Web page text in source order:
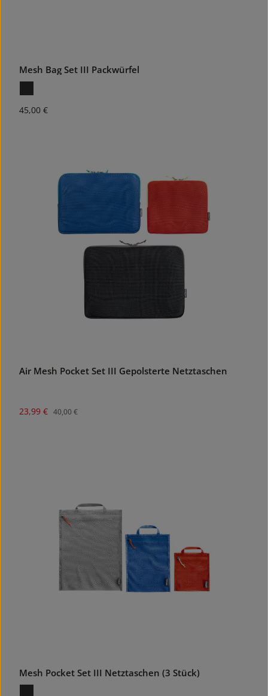
Mesh Bag Set III Packwürfel
Regulärer Preis:
45,00 €
Air Mesh Pocket Set III Gepolsterte Netztaschen
Verkaufspreis:
23,99 € Regulärer Preis:
40,00 €
Mesh Pocket Set III Netztaschen (3 Stück)